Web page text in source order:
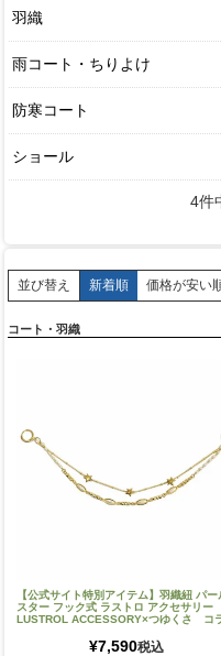
羽織
雨コート・ちりよけ
防寒コート
ショール
4件
並び替え 新着順 価格が安い
コート・羽織
【公式サイト特別アイテム】羽織紐 パー
スター フック式 ラストロ アクセサリー
LUSTROL ACCESSORY×つゆくさ コ
¥7,590税込